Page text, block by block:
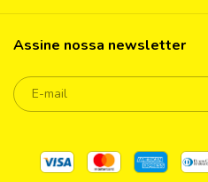
Assine nossa newsletter